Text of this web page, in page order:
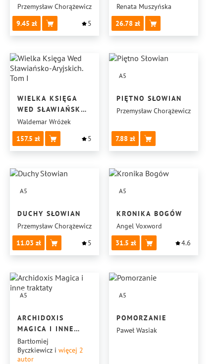
Przemysław Chorążewicz
9.45
5
DUSZĘ LUDZKĄ
Renata Muszyńska
26.78
WIELKA KSIĘGA
WED SŁAWIAŃSKO-
ARYJSKICH. TOM I
Waldemar Wróżek
157.5
5
A5
PIĘTNO SŁOWIAN
Przemysław Chorążewicz
7.88
A5
DUCHY SŁOWIAN
Przemysław Chorążewicz
11.03
5
A5
KRONIKA BOGÓW
Angel Voxword
31.5
4.6
A5
ARCHIDOXIS
MAGICA I INNE
TRAKTATY
Bartłomiej
Byczkiewicz i więcej 2
autor
A5
POMORZANIE
Paweł Wasiak